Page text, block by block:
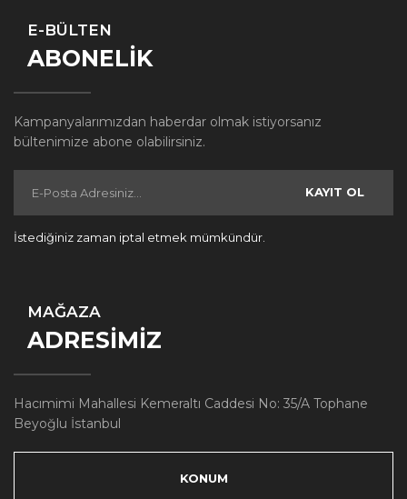
E-BÜLTEN
ABONELİK
Kampanyalarımızdan haberdar olmak istiyorsanız
bültenimize abone olabilirsiniz.
KAYIT OL
İstediğiniz zaman iptal etmek mümkündür.
MAĞAZA
ADRESİMİZ
Hacımimi Mahallesi Kemeraltı Caddesi No: 35/A Tophane
Beyoğlu İstanbul
KONUM